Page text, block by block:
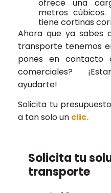
ofrece una
metros
tiene cortinas
Ahora que ya sabes
transporte tenemos
pones en contacto
comerciales?
ayudarte!
Solicita tu
a tan solo un clic.
Solicita tu
transporte